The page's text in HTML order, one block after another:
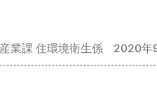
業課 住環境衛生係
2020年